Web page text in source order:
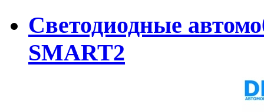
Светодиодные
SMART2